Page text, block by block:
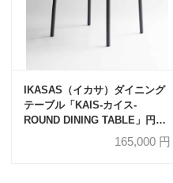
IKASAS（イカサ）ダイニング
テーブル「KAIS-カイス-
ROUND DINING TABLE」円形
165,000 円